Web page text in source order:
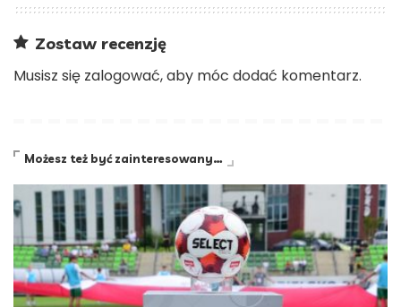
Zostaw recenzję
Musisz się zalogować, aby móc dodać komentarz.
Możesz też być zainteresowany…